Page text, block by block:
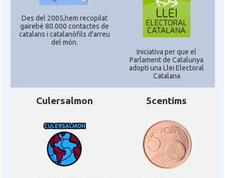
Des del 2005,hem recopilat
gairebé 80.000 contactes de
catalans i catalanòfils d'arreu
del món.
Iniciativa per que el
Parlament de Catalunya
adopti una Llei Electoral
Catalana
Culersalmon 5centims